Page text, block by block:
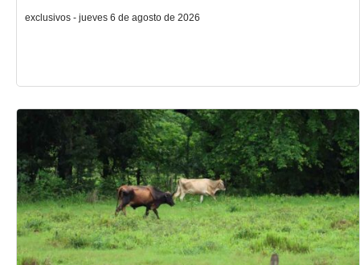
exclusivos - jueves 6 de agosto de 2026